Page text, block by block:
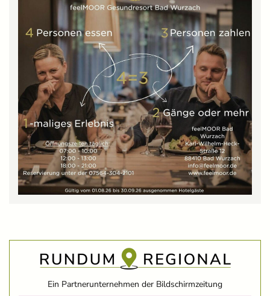
Ein Partnerunternehmen der Bildschirmzeitung